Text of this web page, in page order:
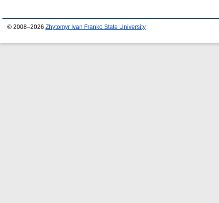
© 2008–2026 Zhytomyr Ivan Franko State University